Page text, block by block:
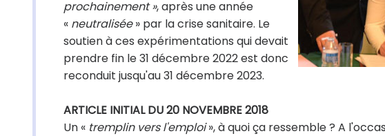
prochainement », après une année
« neutralisée » par la crise sanitaire. Le
soutien à ces expérimentations qui devait
prendre fin le 31 décembre 2022 est donc
reconduit jusqu'au 31 décembre 2023.
ARTICLE INITIAL DU 20 NOVEMBRE 2018
Un « tremplin vers l'emploi», à quoi ça ressemble ? A